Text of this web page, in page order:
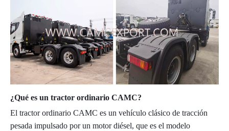
¿Qué es un tractor ordinario CAMC?
El tractor ordinario CAMC es un vehículo clásico de tracción
pesada impulsado por un motor diésel, que es el modelo